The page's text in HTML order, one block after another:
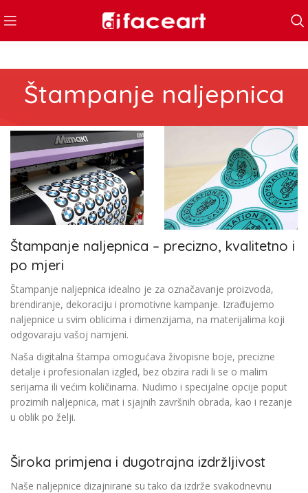
Štampanje naljepnica
Štampanje naljepnica – precizno, kvalitetno i
po mjeri
Štampanje naljepnica idealno je za označavanje proizvoda,
brendiranje, dekoraciju i promotivne kampanje. Izrađujemo
naljepnice u svim oblicima i dimenzijama, na materijalima koji
odgovaraju vašoj namjeni.
Naša digitalna štampa omogućava živopisne boje, precizne
detalje i profesionalan izgled, bez obzira radi li se o malim
serijama ili većim količinama. Nudimo i specijalne opcije poput
prozirnih naljepnica, mat i sjajnih završnih obrada, kao i rezanje
u oblik po želji.
Široka primjena i dugotrajna izdržljivost
Naše naljepnice dizajnirane su tako da izdrže svakodnevnu